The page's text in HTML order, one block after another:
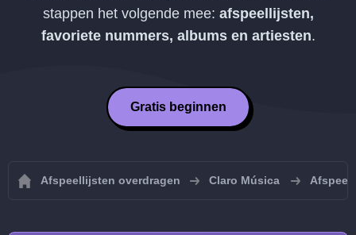
stappen het volgende mee: afspeellijsten,
favoriete nummers, albums en artiesten.
Gratis beginnen
Afspeellijsten overdragen Claro Música